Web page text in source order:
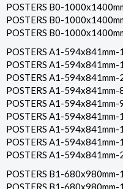
POSTERS B0-
POSTERS B0-
POSTERS B0-
POSTERS A1-594x841mm-
POSTERS A1-594x841mm-
POSTERS A1-594x841mm-
POSTERS A1-
POSTERS A1-
POSTERS A1-
POSTERS A1-
POSTERS A1-
POSTERS A1-
POSTERS B1-680x980mm-
POSTERS B1-680x980mm-